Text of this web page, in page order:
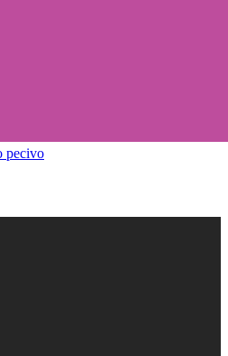
pecivo